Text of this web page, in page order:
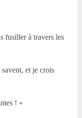
fusiller à travers les
et je crois
! »